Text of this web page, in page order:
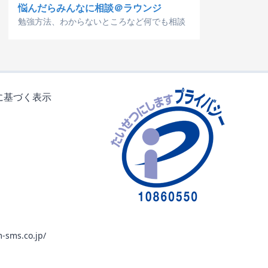
悩んだらみんなに相談＠ラウンジ
勉強方法、わからないところなど何でも相談
基づく表示
sms.co.jp/